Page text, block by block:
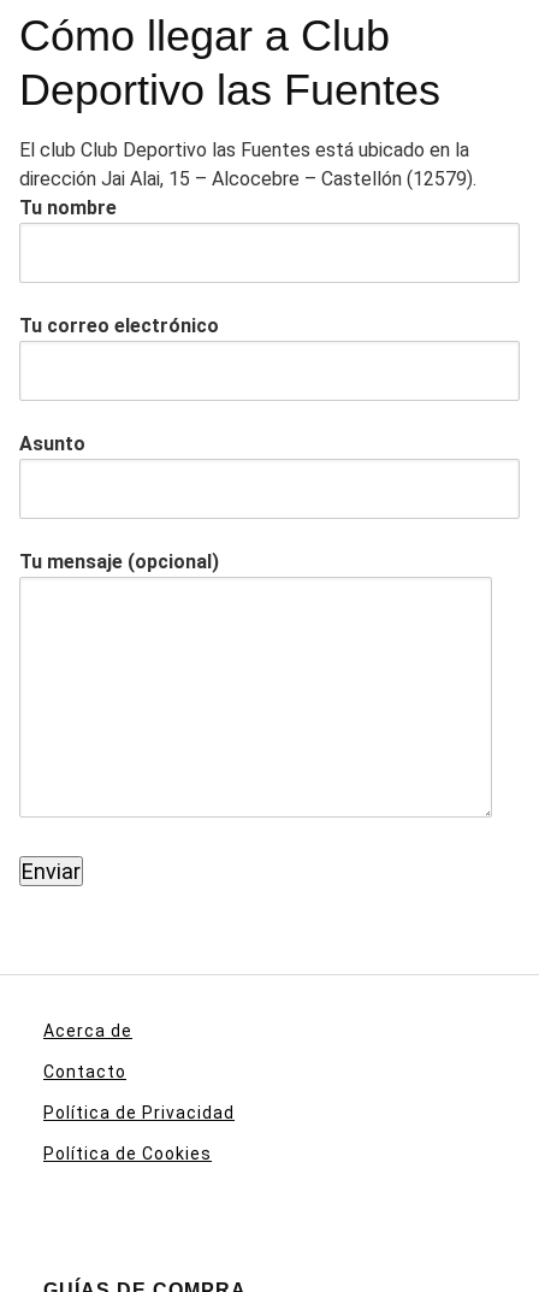
Cómo llegar a Club
Deportivo las Fuentes
El club Club Deportivo las Fuentes está ubicado en la
dirección Jai Alai, 15 – Alcocebre – Castellón (12579).
Tu nombre
Tu correo electrónico
Asunto
Tu mensaje (opcional)
Acerca de
Contacto
Política de Privacidad
Política de Cookies